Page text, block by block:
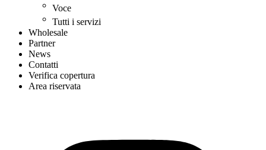
Voce
Tutti i servizi
Wholesale
Partner
News
Contatti
Verifica copertura
Area riservata